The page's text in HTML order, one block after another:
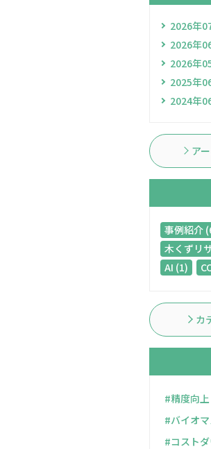
2026年
2026年
2026年
2025年
2024年
ア
事例紹介
木くずリ
AI (1)
カ
#精度向
#バイオ
#コスト